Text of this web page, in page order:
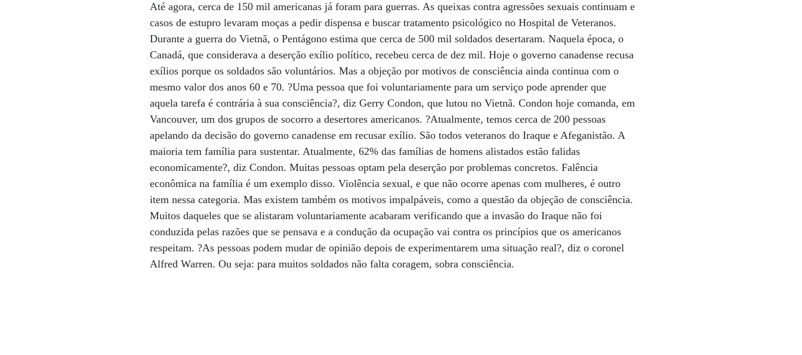
Até agora, cerca de 150 mil americanas já foram para guerras. As queixas contra agressões sexuais continuam e
casos de estupro levaram moças a pedir dispensa e buscar tratamento psicológico no Hospital de Veteranos.
Durante a guerra do Vietnã, o Pentágono estima que cerca de 500 mil soldados desertaram. Naquela época, o
Canadá, que considerava a deserção exílio político, recebeu cerca de dez mil. Hoje o governo canadense recusa
exílios porque os soldados são voluntários. Mas a objeção por motivos de consciência ainda continua com o
mesmo valor dos anos 60 e 70. ?Uma pessoa que foi voluntariamente para um serviço pode aprender que
aquela tarefa é contrária à sua consciência?, diz Gerry Condon, que lutou no Vietnã. Condon hoje comanda, em
Vancouver, um dos grupos de socorro a desertores americanos. ?Atualmente, temos cerca de 200 pessoas
apelando da decisão do governo canadense em recusar exílio. São todos veteranos do Iraque e Afeganistão. A
maioria tem família para sustentar. Atualmente, 62% das famílias de homens alistados estão falidas
economicamente?, diz Condon. Muitas pessoas optam pela deserção por problemas concretos. Falência
econômica na família é um exemplo disso. Violência sexual, e que não ocorre apenas com mulheres, é outro
item nessa categoria. Mas existem também os motivos impalpáveis, como a questão da objeção de consciência.
Muitos daqueles que se alistaram voluntariamente acabaram verificando que a invasão do Iraque não foi
conduzida pelas razões que se pensava e a condução da ocupação vai contra os princípios que os americanos
respeitam. ?As pessoas podem mudar de opinião depois de experimentarem uma situação real?, diz o coronel
Alfred Warren. Ou seja: para muitos soldados não falta coragem, sobra consciência.